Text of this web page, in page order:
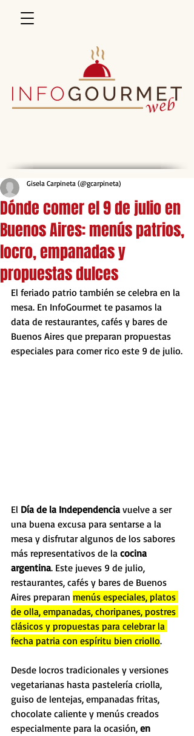
Dónde comer el 9 de julio en
Buenos Aires: menús patrios,
locro, empanadas y
propuestas dulces
Gisela Carpineta (@gcarpineta)
El feriado patrio también se celebra en la
mesa. En InfoGourmet te pasamos la
data de restaurantes, cafés y bares de
Buenos Aires que preparan propuestas
especiales para comer rico este 9 de julio.
El Día de la Independencia vuelve a ser
una buena excusa para sentarse a la
mesa y disfrutar algunos de los sabores
más representativos de la cocina
argentina. Este jueves 9 de julio,
restaurantes, cafés y bares de Buenos
Aires preparan menús especiales, platos
de olla, empanadas, choripanes, postres
clásicos y propuestas para celebrar la
fecha patria con espíritu bien criollo.
Desde locros tradicionales y versiones
vegetarianas hasta pastelería criolla,
guiso de lentejas, empanadas fritas,
chocolate caliente y menús creados
especialmente para la ocasión, en